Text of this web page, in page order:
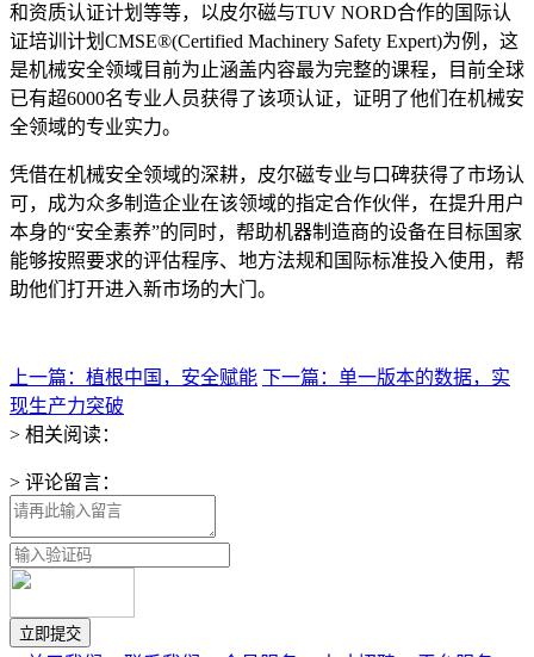
和资质认证计划等等，以皮尔磁与TUV NORD合作的国际认
证培训计划CMSE®(Certified Machinery Safety Expert)为例，这
是机械安全领域目前为止涵盖内容最为完整的课程，目前全球
已有超6000名专业人员获得了该项认证，证明了他们在机械安
全领域的专业实力。
凭借在机械安全领域的深耕，皮尔磁专业与口碑获得了市场认
可，成为众多制造企业在该领域的指定合作伙伴，在提升用户
本身的“安全素养”的同时，帮助机器制造商的设备在目标国家
能够按照要求的评估程序、地方法规和国际标准投入使用，帮
助他们打开进入新市场的大门。
上一篇：植根中国，安全赋能 下一篇：单一版本的数据，实
现生产力突破
> 相关阅读：
> 评论留言：